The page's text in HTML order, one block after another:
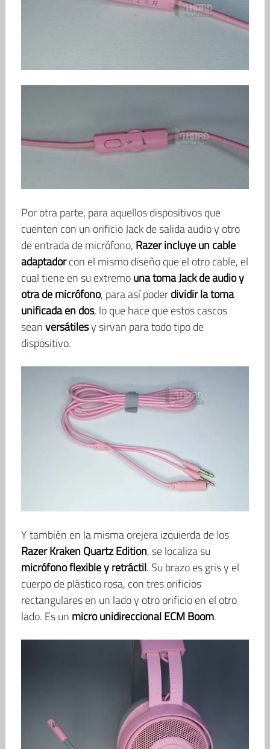
Por otra parte, para aquellos dispositivos que
cuenten con un orificio Jack de salida audio y otro
de entrada de micrófono, Razer incluye un cable
adaptadorcon el mismo diseño que el otro cable, el
cual tiene en su extremouna toma Jack de audio y
otra de micrófono, para así poderdividir la toma
unificada en dos, lo que hace que estos cascos
seanversátilesy sirvan para todo tipo de
dispositivo.
Y también en la misma orejera izquierda de los
Razer Kraken Quartz Edition, se localiza su
micrófono flexible y retráctil. Su brazo es gris y el
cuerpo de plástico rosa, con tres orificios
rectangulares en un lado y otro orificio en el otro
lado. Es un micro unidireccional ECM Boom.